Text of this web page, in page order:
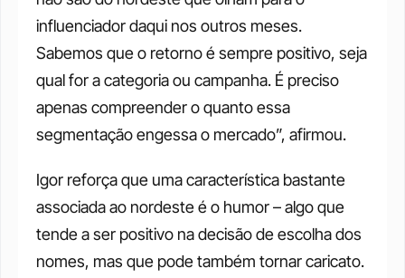
influenciador daqui nos outros meses.
Sabemos que o retorno é sempre positivo, seja
qual for a categoria ou campanha. É preciso
apenas compreender o quanto essa
segmentação engessa o mercado”, afirmou.
Igor reforça que uma característica bastante
associada ao nordeste é o humor – algo que
tende a ser positivo na decisão de escolha dos
nomes, mas que pode também tornar caricato.